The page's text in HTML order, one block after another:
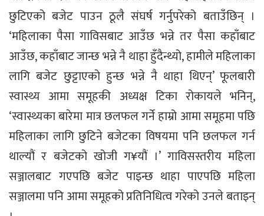
छुटिएको बजेट पाउन ठूलै संघर्ष गर्नुपरेको बताउँछिन् ।
‘महिलाका पैसा गाविसबाट आउँछ भन्ने तर पैसा कहाँबाट
आउँछ, कहाँबाट जान्छ भन्ने नै थाहा हुँदैन्थ्यो, हामीले महिलाका
लागि बजेट छुट्टाएको हुन्छ भन्ने नै थाहा थिएन्’ फूलबारी
स्वास्थ्य आमा समूहकी अध्यक्ष टिका रोकायले भनिन्,
‘स्वास्थ्यका बारेमा मात्र छलफल गर्ने हाम्रो आमा समूहमा पछि
महिलाका लागि छुटिने बजेटका विषयमा पनि छलफल गर्न
थाल्यौं र बजेटको खोजी ग¥यौं ।’ गाविसस्तरीय महिला
सञ्जालबाट गएपछि बजेट पाइन्छ थाहा पाएपछि महिला
सञ्जालमा पनि आमा समूहको प्रतिनिधित्व गरेको उनले बताइन्